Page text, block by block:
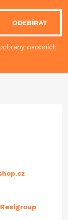
osobních
ODEBÍRAT